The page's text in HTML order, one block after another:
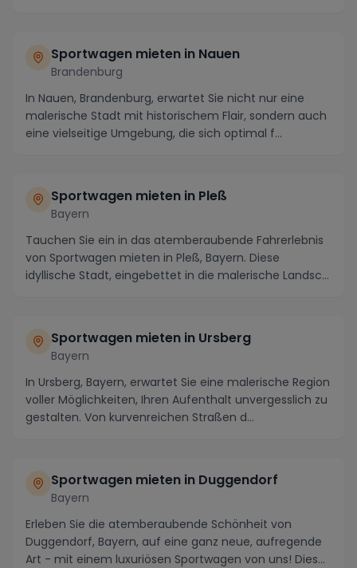
Sportwagen mieten in Nauen
Brandenburg
In Nauen, Brandenburg, erwartet Sie nicht nur eine
malerische Stadt mit historischem Flair, sondern auch
eine vielseitige Umgebung, die sich optimal f...
Sportwagen mieten in Pleß
Bayern
Tauchen Sie ein in das atemberaubende Fahrerlebnis
von Sportwagen mieten in Pleß, Bayern. Diese
idyllische Stadt, eingebettet in die malerische Landsc...
Sportwagen mieten in Ursberg
Bayern
In Ursberg, Bayern, erwartet Sie eine malerische Region
voller Möglichkeiten, Ihren Aufenthalt unvergesslich zu
gestalten. Von kurvenreichen Straßen d...
Sportwagen mieten in Duggendorf
Bayern
Erleben Sie die atemberaubende Schönheit von
Duggendorf, Bayern, auf eine ganz neue, aufregende
Art - mit einem luxuriösen Sportwagen von uns! Diese